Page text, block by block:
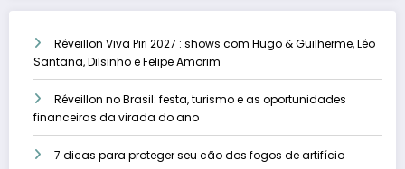
Réveillon Viva Piri 2027 : shows com Hugo & Guilherme, Léo
Santana, Dilsinho e Felipe Amorim
Réveillon no Brasil: festa, turismo e as oportunidades
financeiras da virada do ano
7 dicas para proteger seu cão dos fogos de artifício